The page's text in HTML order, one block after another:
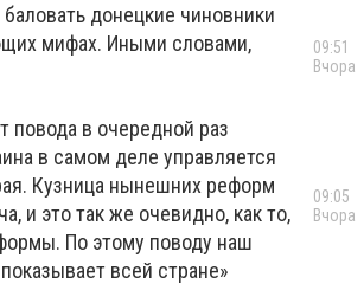
донецкие чиновники
мифах. Иными словами,
повода в очередной раз
в самом деле управляется
Кузница нынешних реформ
и это так же очевидно, как то,
По этому поводу наш
всей стране»
09:51
Вчора
09:05
Вчора